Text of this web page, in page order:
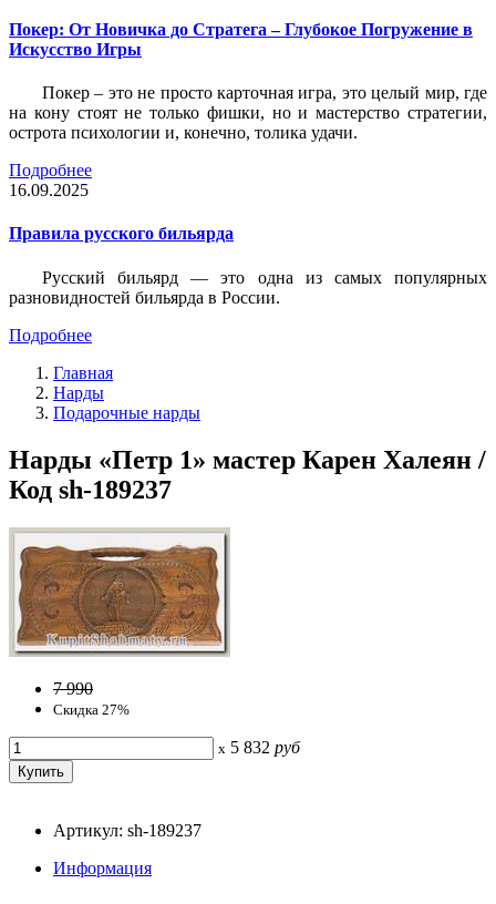
Покер: От Новичка до Стратега – Глубокое Погружение в
Искусство Игры
Покер – это не просто карточная игра, это целый мир, где
на кону стоят не только фишки, но и мастерство стратегии,
острота психологии и, конечно, толика удачи.
Подробнее
16.09.2025
Правила русского бильярда
Русский бильярд — это одна из самых популярных
разновидностей бильярда в России.
Подробнее
Главная
Нарды
Подарочные нарды
Нарды «Петр 1» мастер Карен Халеян /
Код sh-189237
7 990
Скидка 27%
x 5 832 руб
Артикул: sh-189237
Информация